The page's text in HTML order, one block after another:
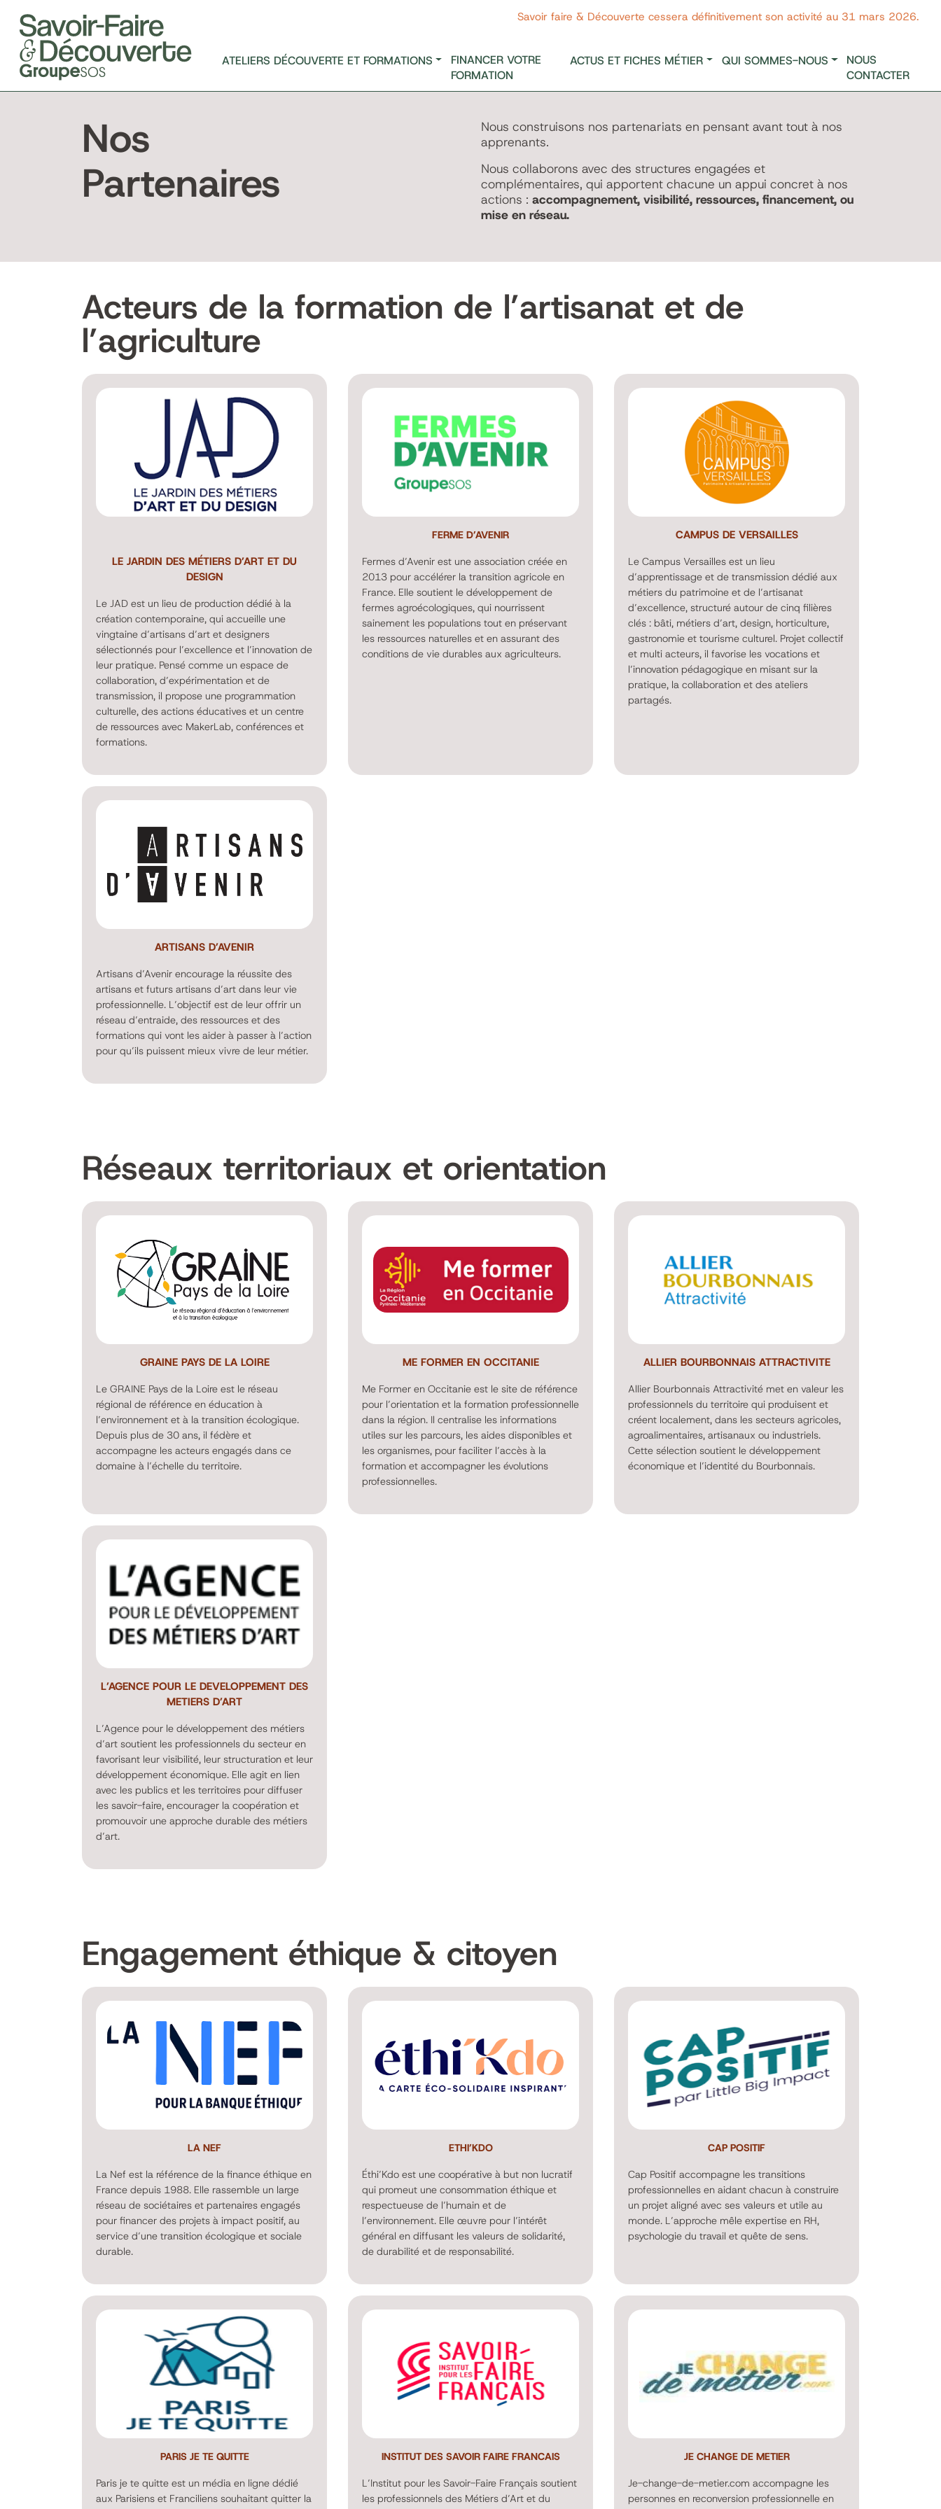
Savoir faire & Découverte cessera définitivement son activité au 31 mars 2026.
ATELIERS DÉCOUVERTE ET FORMATIONS
FINANCER VOTRE
FORMATION
ACTUS ET FICHES MÉTIER QUI SOMMES-NOUS
NOUS
CONTACTER
Nos
Partenaires
Nous construisons nos partenariats en pensant avant tout à nos
apprenants.
Nous collaborons avec des structures engagées et
complémentaires, qui apportent chacune un appui concret à nos
actions : accompagnement, visibilité, ressources, financement, ou
mise en réseau.
Acteurs de la formation de l’artisanat et de
l’agriculture
LE JARDIN DES MÉTIERS D’ART ET DU
DESIGN
Le JAD est un lieu de production dédié à la
création contemporaine, qui accueille une
vingtaine d’artisans d’art et designers
sélectionnés pour l’excellence et l’innovation de
leur pratique. Pensé comme un espace de
collaboration, d’expérimentation et de
transmission, il propose une programmation
culturelle, des actions éducatives et un centre
de ressources avec MakerLab, conférences et
formations.
FERME D’AVENIR
Fermes d’Avenir est une association créée en
2013 pour accélérer la transition agricole en
France. Elle soutient le développement de
fermes agroécologiques, qui nourrissent
sainement les populations tout en préservant
les ressources naturelles et en assurant des
conditions de vie durables aux agriculteurs.
CAMPUS DE VERSAILLES
Le Campus Versailles est un lieu
d’apprentissage et de transmission dédié aux
métiers du patrimoine et de l’artisanat
d’excellence, structuré autour de cinq filières
clés : bâti, métiers d’art, design, horticulture,
gastronomie et tourisme culturel. Projet collectif
et multi acteurs, il favorise les vocations et
l’innovation pédagogique en misant sur la
pratique, la collaboration et des ateliers
partagés.
ARTISANS D’AVENIR
Artisans d’Avenir encourage la réussite des
artisans et futurs artisans d’art dans leur vie
professionnelle. L’objectif est de leur offrir un
réseau d’entraide, des ressources et des
formations qui vont les aider à passer à l’action
pour qu’ils puissent mieux vivre de leur métier.
Réseaux territoriaux et orientation
GRAINE PAYS DE LA LOIRE
Le GRAINE Pays de la Loire est le réseau
régional de référence en éducation à
l’environnement et à la transition écologique.
Depuis plus de 30 ans, il fédère et
accompagne les acteurs engagés dans ce
domaine à l’échelle du territoire.
ME FORMER EN OCCITANIE
Me Former en Occitanie est le site de référence
pour l’orientation et la formation professionnelle
dans la région. Il centralise les informations
utiles sur les parcours, les aides disponibles et
les organismes, pour faciliter l’accès à la
formation et accompagner les évolutions
professionnelles.
ALLIER BOURBONNAIS ATTRACTIVITE
Allier Bourbonnais Attractivité met en valeur les
professionnels du territoire qui produisent et
créent localement, dans les secteurs agricoles,
agroalimentaires, artisanaux ou industriels.
Cette sélection soutient le développement
économique et l’identité du Bourbonnais.
L’AGENCE POUR LE DEVELOPPEMENT DES
METIERS D’ART
L’Agence pour le développement des métiers
d’art soutient les professionnels du secteur en
favorisant leur visibilité, leur structuration et leur
développement économique. Elle agit en lien
avec les publics et les territoires pour diffuser
les savoir-faire, encourager la coopération et
promouvoir une approche durable des métiers
d’art.
Engagement éthique & citoyen
LA NEF
La Nef est la référence de la finance éthique en
France depuis 1988. Elle rassemble un large
réseau de sociétaires et partenaires engagés
pour financer des projets à impact positif, au
service d’une transition écologique et sociale
durable.
ETHI’KDO
Éthi’Kdo est une coopérative à but non lucratif
qui promeut une consommation éthique et
respectueuse de l’humain et de
l’environnement. Elle œuvre pour l’intérêt
général en diffusant les valeurs de solidarité,
de durabilité et de responsabilité.
CAP POSITIF
Cap Positif accompagne les transitions
professionnelles en aidant chacun à construire
un projet aligné avec ses valeurs et utile au
monde. L’approche mêle expertise en RH,
psychologie du travail et quête de sens.
PARIS JE TE QUITTE
Paris je te quitte est un média en ligne dédié
aux Parisiens et Franciliens souhaitant quitter la
INSTITUT DES SAVOIR FAIRE FRANCAIS
L’Institut pour les Savoir-Faire Français soutient
les professionnels des Métiers d’Art et du
JE CHANGE DE METIER
Je-change-de-metier.com accompagne les
personnes en reconversion professionnelle en